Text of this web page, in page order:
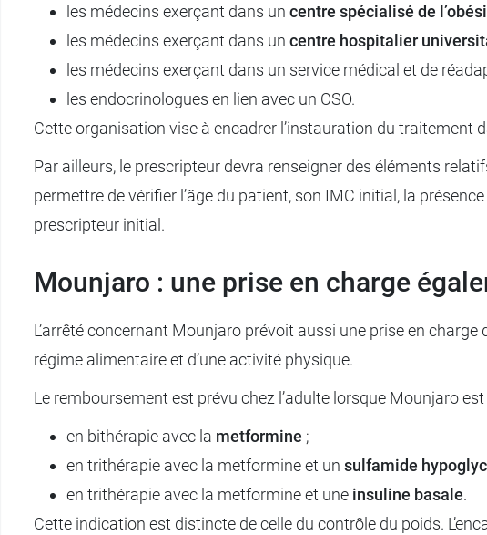
les médecins exerçant dans un centre spécialisé de
les médecins exerçant dans un centre hospitalier
les médecins exerçant dans un service médical et de
les endocrinologues en lien avec un CSO.
Cette organisation vise à encadrer l’instauration du
Par ailleurs, le prescripteur devra renseigner des éléments
permettre de vérifier l’âge du patient, son IMC initial, la
prescripteur initial.
Mounjaro : une prise en charge
L’arrêté concernant Mounjaro prévoit aussi une prise en
régime alimentaire et d’une activité physique.
Le remboursement est prévu chez l’adulte lorsque Mounjaro
en bithérapie avec la metformine ;
en trithérapie avec la metformine et un sulfamide
en trithérapie avec la metformine et une insuline basale.
Cette indication est distincte de celle du contrôle du poids.